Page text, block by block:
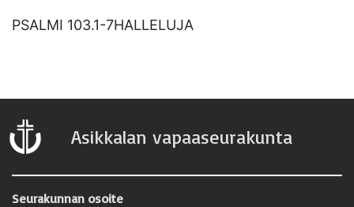
PSALMI 103.1-7HALLELUJA
Asikkalan vapaaseurakunta
Seurakunnan osoite